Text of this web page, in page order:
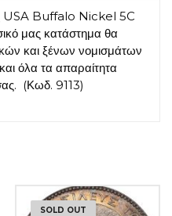
USA Buffalo Nickel 5C
μας κατάστημα θα
και ξένων νομισμάτων
όλα τα απαραίτητα
(Κωδ. 9113)
SOLD OUT